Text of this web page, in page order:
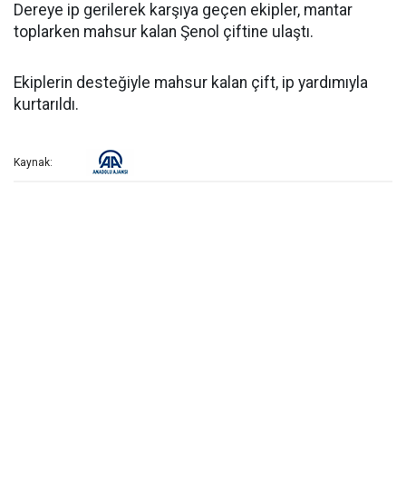
Dereye ip gerilerek karşıya geçen ekipler, mantar
toplarken mahsur kalan Şenol çiftine ulaştı.
Ekiplerin desteğiyle mahsur kalan çift, ip yardımıyla
kurtarıldı.
Kaynak: